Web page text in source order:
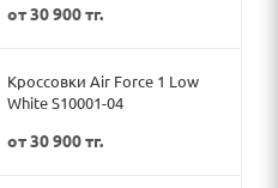
от30 900 тг.
Кроссовки Air Force 1 Low
White S10001-04
от30 900 тг.